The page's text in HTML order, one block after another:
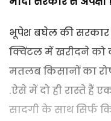
भूपेश बघेल की सरकार
क्विंटल में खरीदने को
मतलब किसानों का
.ऐसे में दो ही रास्ते हैं
सादगी के साथ सिर्फ